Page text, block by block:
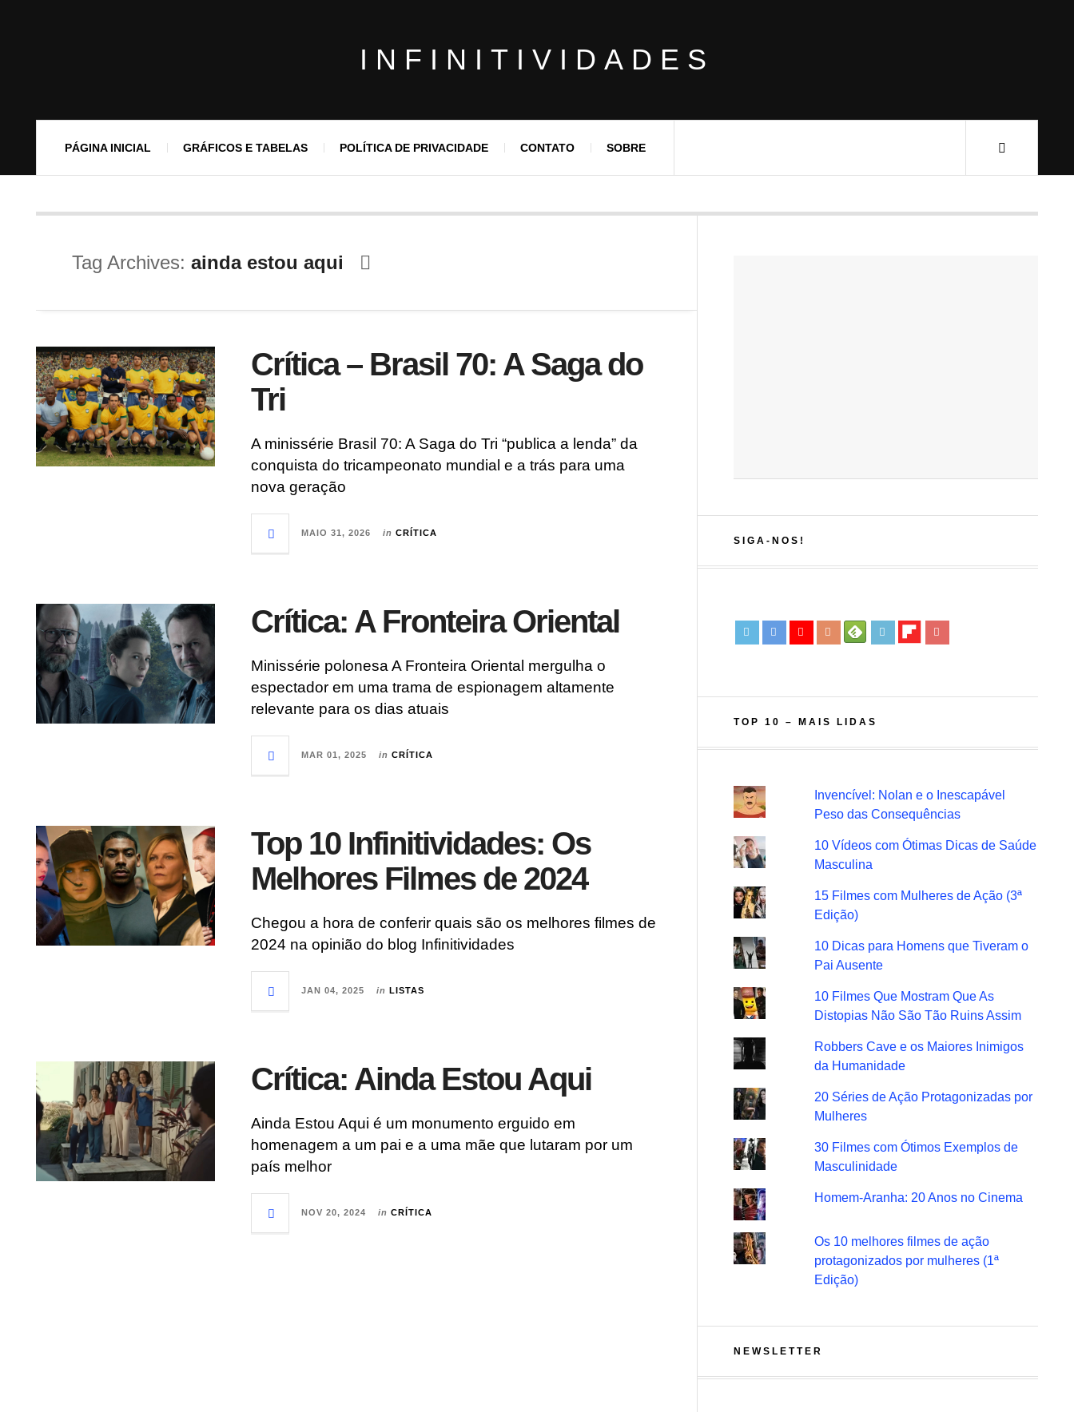
INFINITIVIDADES
PÁGINA INICIAL GRÁFICOS E TABELAS POLÍTICA DE PRIVACIDADE CONTATO SOBRE
Tag Archives: ainda estou aqui
Crítica – Brasil 70: A Saga do
Tri
A minissérie Brasil 70: A Saga do Tri “publica a lenda” da
conquista do tricampeonato mundial e a trás para uma
nova geração
MAIO 31, 2026 in CRÍTICA
Crítica: A Fronteira Oriental
Minissérie polonesa A Fronteira Oriental mergulha o
espectador em uma trama de espionagem altamente
relevante para os dias atuais
MAR 01, 2025 in CRÍTICA
Top 10 Infinitividades: Os
Melhores Filmes de 2024
Chegou a hora de conferir quais são os melhores filmes de
2024 na opinião do blog Infinitividades
JAN 04, 2025 in LISTAS
Crítica: Ainda Estou Aqui
Ainda Estou Aqui é um monumento erguido em
homenagem a um pai e a uma mãe que lutaram por um
país melhor
NOV 20, 2024 in CRÍTICA
SIGA-NOS!
TOP 10 – MAIS LIDAS
Invencível: Nolan e o Inescapável
Peso das Consequências
10 Vídeos com Ótimas Dicas de Saúde
Masculina
15 Filmes com Mulheres de Ação (3ª
Edição)
10 Dicas para Homens que Tiveram o
Pai Ausente
10 Filmes Que Mostram Que As
Distopias Não São Tão Ruins Assim
Robbers Cave e os Maiores Inimigos
da Humanidade
20 Séries de Ação Protagonizadas por
Mulheres
30 Filmes com Ótimos Exemplos de
Masculinidade
Homem-Aranha: 20 Anos no Cinema
Os 10 melhores filmes de ação
protagonizados por mulheres (1ª
Edição)
NEWSLETTER